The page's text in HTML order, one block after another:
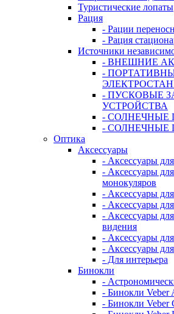
Туристические лопаты
Рация
- Рации
- Рация
Источники
- ВНЕШНИЕ
-
- ПУСКОВЫЕ
УСТРОЙСТВА
- СОЛНЕЧНЫЕ
- СОЛНЕЧНЫЕ
Оптика
Аксессуары
- Аксессуары
- Аксессуары
монокуляров
- Аксессуары
- Аксессуары
- Аксессуары
видения
- Аксессуары
- Аксессуары
- Для интерьера
Бинокли
-
- Бинокли Veber
- Бинокли Veber